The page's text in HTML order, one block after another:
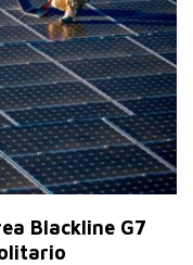
Leer MásBlackline G7